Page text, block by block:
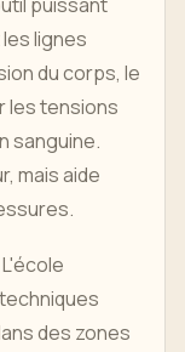
lignes
du corps, le
les tensions
sanguine.
mais aide
des zones